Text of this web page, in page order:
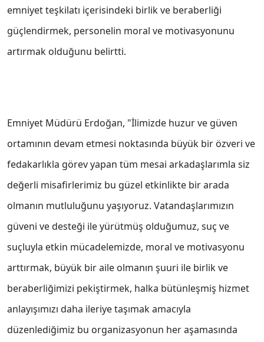
emniyet teşkilatı içerisindeki birlik ve beraberliği
güçlendirmek, personelin moral ve motivasyonunu
artırmak olduğunu belirtti.
Emniyet Müdürü Erdoğan, "İlimizde huzur ve güven
ortamının devam etmesi noktasında büyük bir özveri ve
fedakarlıkla görev yapan tüm mesai arkadaşlarımla siz
değerli misafirlerimiz bu güzel etkinlikte bir arada
olmanın mutluluğunu yaşıyoruz. Vatandaşlarımızın
güveni ve desteği ile yürütmüş olduğumuz, suç ve
suçluyla etkin mücadelemizde, moral ve motivasyonu
arttırmak, büyük bir aile olmanın şuuri ile birlik ve
beraberliğimizi pekiştirmek, halka bütünleşmiş hizmet
anlayışımızı daha ileriye taşımak amacıyla
düzenlediğimiz bu organizasyonun her aşamasında